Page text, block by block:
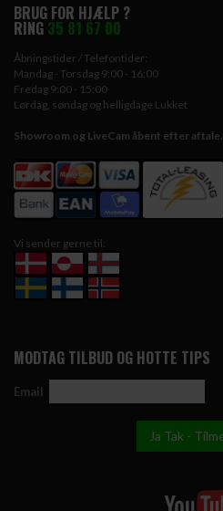
BRUG FOR HJÆLP ?
RING 35 81 67 00
Åbningstider / Telefontider:
Mandag - Torsdag 9:00 - 16:00
Fredag 9:00 - 15:00
Lørdag, søndag og helligdage Lukket
Showroom og LiveCam åbent efter aftale.
Vi sender gerne til:
MODTAG TILBUD OG HOTTE TIPS
Email